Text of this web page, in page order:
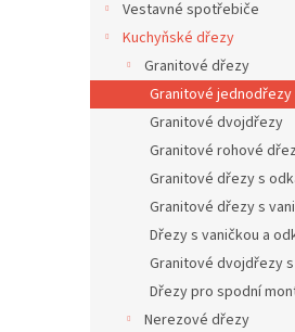
a
n
Vestavné spotřebiče
Kuchyňské dřezy
Granitové dřezy
Granitové jednodřezy
Granitové dvojdřezy
Granitové rohové
Granitové dřezy s
Granitové dřezy s
Dřezy s vaničkou a
Granitové dvojdřezy
Dřezy pro spodní
Nerezové dřezy